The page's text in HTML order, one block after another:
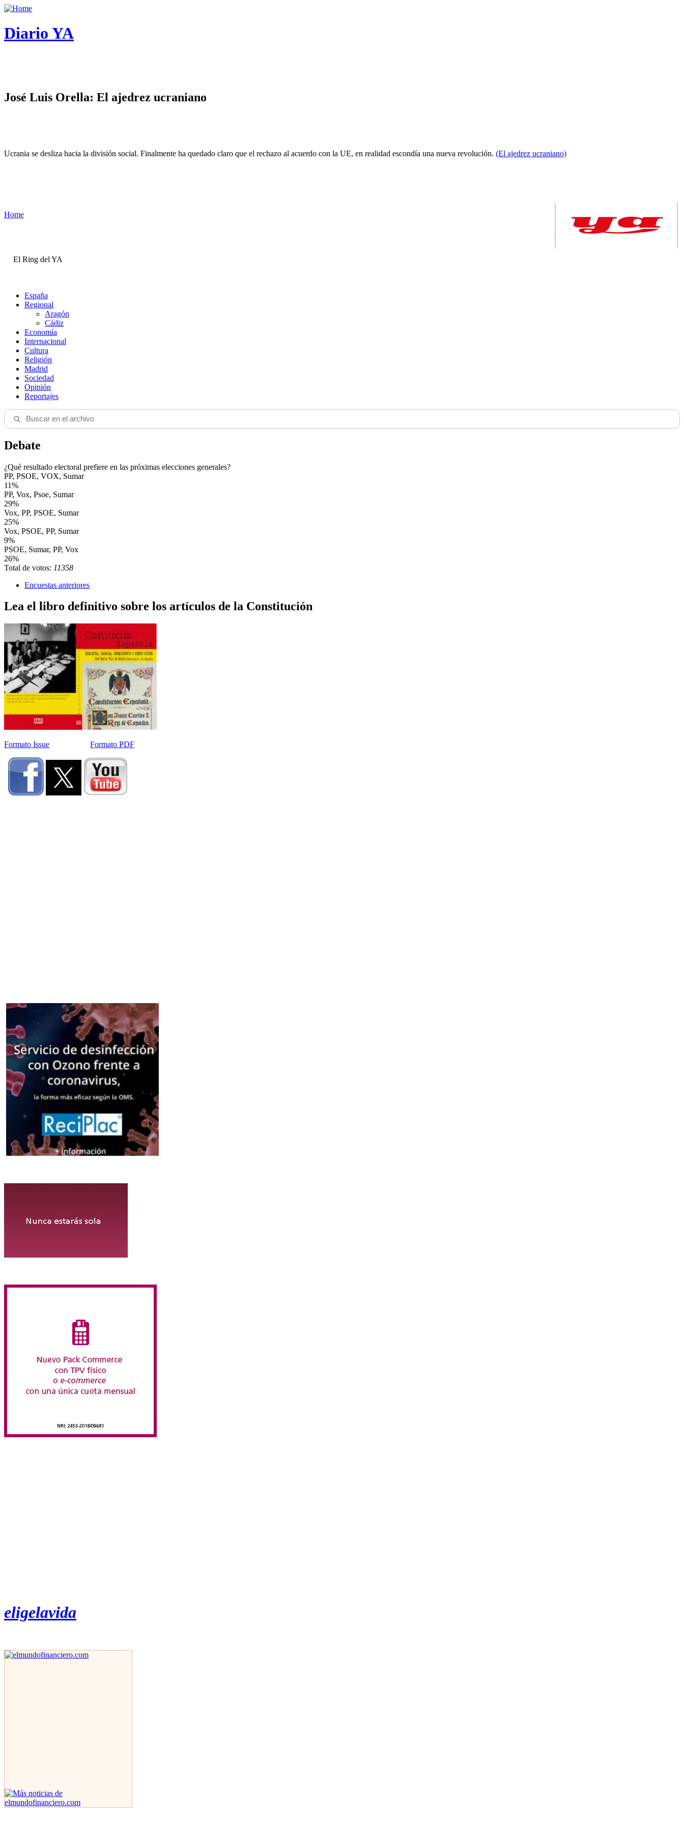
Diario YA
José Luis Orella: El ajedrez ucraniano
Ucrania se desliza hacia la división social. Finalmente ha quedado claro que el rechazo al acuerdo con la UE, en realidad escondía una nueva revolución. (El ajedrez ucraniano)
Home
El Ring del YA
España
Regional
Aragón
Cádiz
Economía
Internacional
Cultura
Religión
Madrid
Sociedad
Opinión
Reportajes
Debate
¿Qué resultado electoral prefiere en las próximas elecciones generales?
PP, PSOE, VOX, Sumar
11%
PP, Vox, Psoe, Sumar
29%
Vox, PP, PSOE, Sumar
25%
Vox, PSOE, PP, Sumar
9%
PSOE, Sumar, PP, Vox
26%
Total de votos: 11358
Encuestas anteriores
Lea el libro definitivo sobre los artículos de la Constitución
Formato Issue Formato PDF
eligelavida